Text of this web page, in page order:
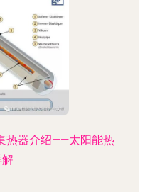
热器介绍——太阳能热